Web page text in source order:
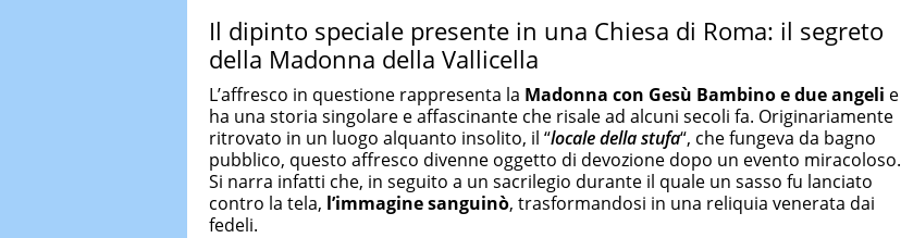
Il dipinto speciale presente in una Chiesa di Roma: il segreto
della Madonna della Vallicella
L’affresco in questione rappresenta la Madonna con Gesù Bambino e due angeli e
ha una storia singolare e affascinante che risale ad alcuni secoli fa. Originariamente
ritrovato in un luogo alquanto insolito, il “locale della stufa“, che fungeva da bagno
pubblico, questo affresco divenne oggetto di devozione dopo un evento miracoloso.
Si narra infatti che, in seguito a un sacrilegio durante il quale un sasso fu lanciato
contro la tela, l’immagine sanguinò, trasformandosi in una reliquia venerata dai
fedeli.